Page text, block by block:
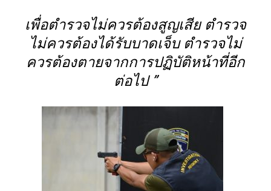
เพื่อตำรวจไม่ควรต้องสูญเสีย ตำรวจ
ไม่ควรต้องได้รับบาดเจ็บ ตำรวจไม่
ควรต้องตายจากการปฏิบัติหน้าที่อีก
ต่อไป ”